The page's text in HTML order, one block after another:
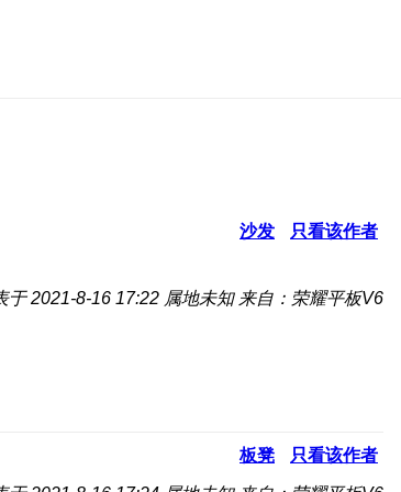
沙发 只看该作者
于 2021-8-16 17:22 属地未知 来自：荣耀平板V6
板凳 只看该作者